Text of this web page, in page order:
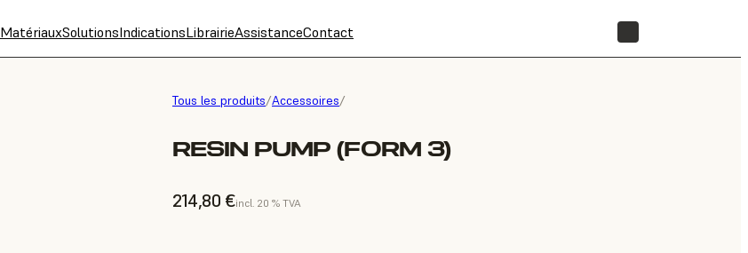
MatériauxSolutionsIndicationsLibrairieAssistanceContact
Tous les produits/Accessoires/
RESIN PUMP (FORM 3)
214,80 €incl. 20 % TVA